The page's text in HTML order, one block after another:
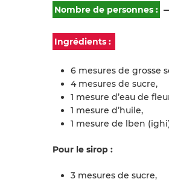
Nombre de personnes :
Ingrédients :
6 mesures de grosse
4 mesures de sucre,
1 mesure d’eau de
1 mesure d’huile,
1 mesure de lben
Pour le sirop :
3 mesures de sucre,